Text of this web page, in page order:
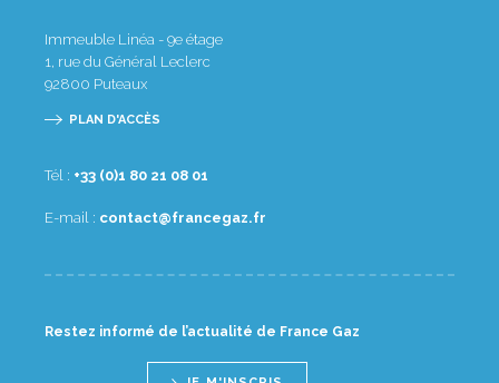
Immeuble Linéa - 9e étage
1, rue du Général Leclerc
92800 Puteaux
PLAN D'ACCÈS
Tél : 10 80 12 08 1(0) 33+
E-mail : rf.zagecnarf@tcatnoc
Restez informé de l’actualité de France Gaz